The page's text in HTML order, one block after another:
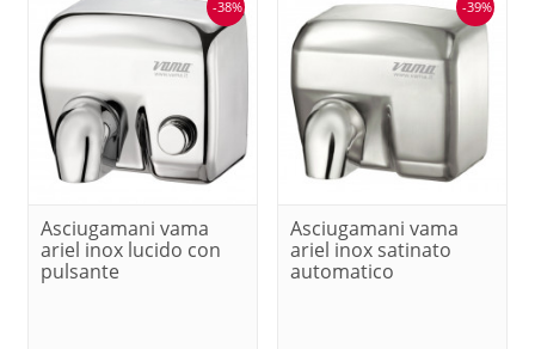
-38%
Asciugamani vama
ariel inox lucido con
pulsante
-39%
Asciugamani vama
ariel inox satinato
automatico